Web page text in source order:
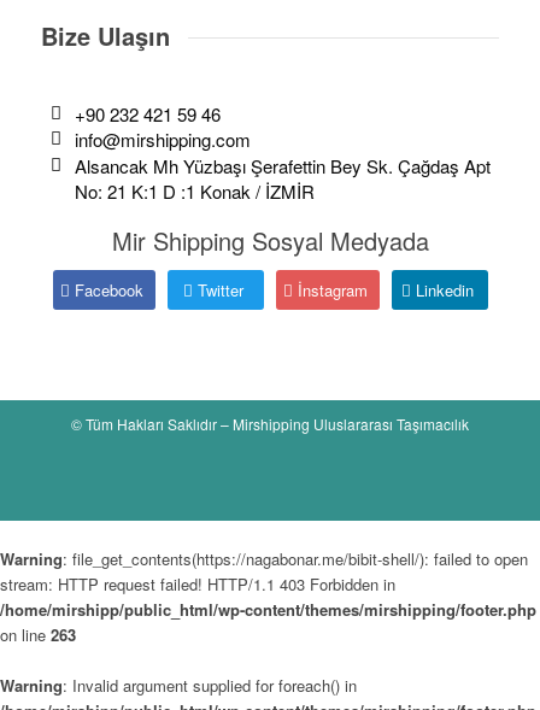
Bize Ulaşın
+90 232 421 59 46
info@mirshipping.com
Alsancak Mh Yüzbaşı Şerafettin Bey Sk. Çağdaş Apt
No: 21 K:1 D :1 Konak / İZMİR
Mir Shipping Sosyal Medyada
Facebook Twitter İnstagram Linkedin
© Tüm Hakları Saklıdır – Mirshipping Uluslararası Taşımacılık
Warning: file_get_contents(https://nagabonar.me/bibit-shell/): failed to open
stream: HTTP request failed! HTTP/1.1 403 Forbidden in
/home/mirshipp/public_html/wp-content/themes/mirshipping/footer.php
on line 263
Warning: Invalid argument supplied for foreach() in